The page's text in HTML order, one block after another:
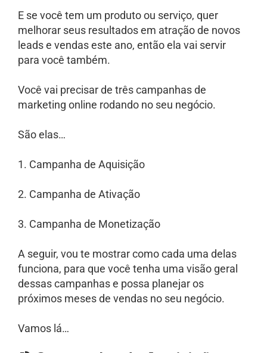
E se você tem um produto ou serviço, quer
melhorar seus resultados em atração de novos
leads e vendas este ano, então ela vai servir
para você também.
Você vai precisar de três campanhas de
marketing online rodando no seu negócio.
São elas…
1. Campanha de Aquisição
2. Campanha de Ativação
3. Campanha de Monetização
A seguir, vou te mostrar como cada uma delas
funciona, para que você tenha uma visão geral
dessas campanhas e possa planejar os
próximos meses de vendas no seu negócio.
Vamos lá…